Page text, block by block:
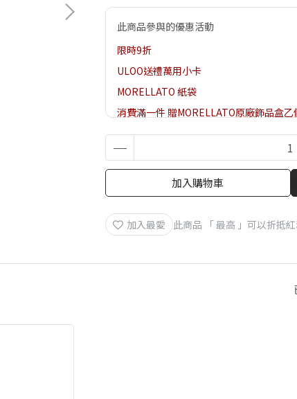
此商品參與的優惠活動
限時9折
ULOO送禮萬用小卡
MORELLATO 紙袋
消費滿一件 贈MORELLATO原廠飾品盒乙
加入購物車
加入最愛 此商品 「 最高 」可以折抵